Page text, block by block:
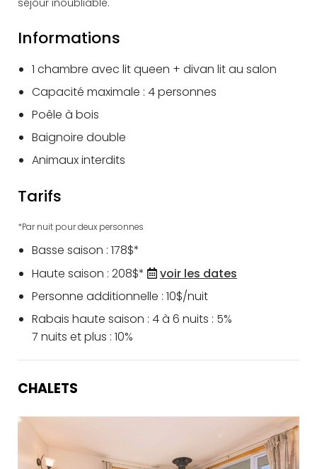
séjour inoubliable.
Informations
1 chambre avec lit queen + divan lit au salon
Capacité maximale : 4 personnes
Poêle à bois
Baignoire double
Animaux interdits
Tarifs
*Par nuit pour deux personnes
Basse saison : 178$*
Haute saison : 208$*
voir les dates
Personne additionnelle : 10$/nuit
Rabais haute saison : 4 à 6 nuits : 5%
7 nuits et plus : 10%
CHALETS